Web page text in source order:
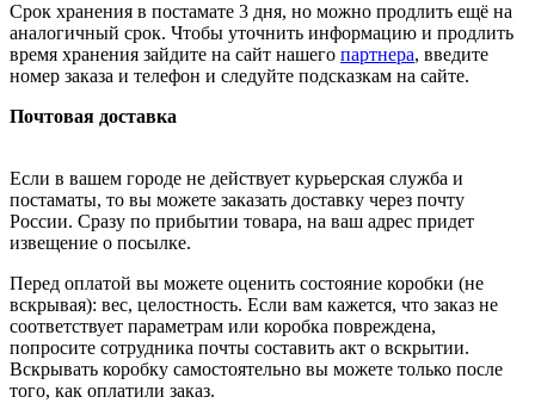
Срок хранения в постамате 3 дня, но можно продлить ещё на
аналогичный срок. Чтобы уточнить информацию и продлить
время хранения зайдите на сайт нашего партнера, введите
номер заказа и телефон и следуйте подсказкам на сайте.
Почтовая доставка
Если в вашем городе не действует курьерская служба и
постаматы, то вы можете заказать доставку через почту
России. Сразу по прибытии товара, на ваш адрес придет
извещение о посылке.
Перед оплатой вы можете оценить состояние коробки (не
вскрывая): вес, целостность. Если вам кажется, что заказ не
соответствует параметрам или коробка повреждена,
попросите сотрудника почты составить акт о вскрытии.
Вскрывать коробку самостоятельно вы можете только после
того, как оплатили заказ.